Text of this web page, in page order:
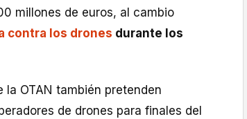
millones de euros, al cambio
contra los drones durante los
la OTAN también pretenden
de drones para finales del